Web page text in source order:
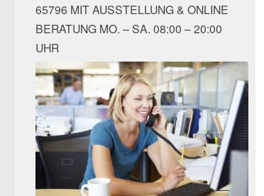
65796 MIT AUSSTELLUNG & ONLINE
BERATUNG MO. – SA. 08:00 – 20:00
UHR